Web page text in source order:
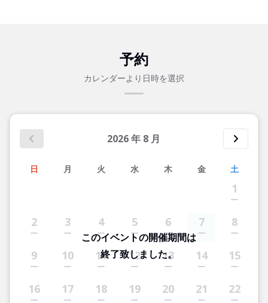
予約
カレンダーより日時を選択
2026年 8 月
日 月 火 水 木 金 土
1
2 3 4 5 6 7 8
9 10 11 12 13 14 15
16 17 18 19 20 21 22
このイベントの開催期間は
終了致しました。